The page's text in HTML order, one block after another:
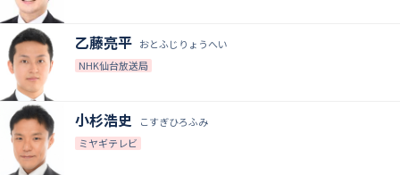
おとふじりょうへい
乙藤亮平
NHK仙台放送局
こすぎひろふみ
小杉浩史
ミヤギテレビ